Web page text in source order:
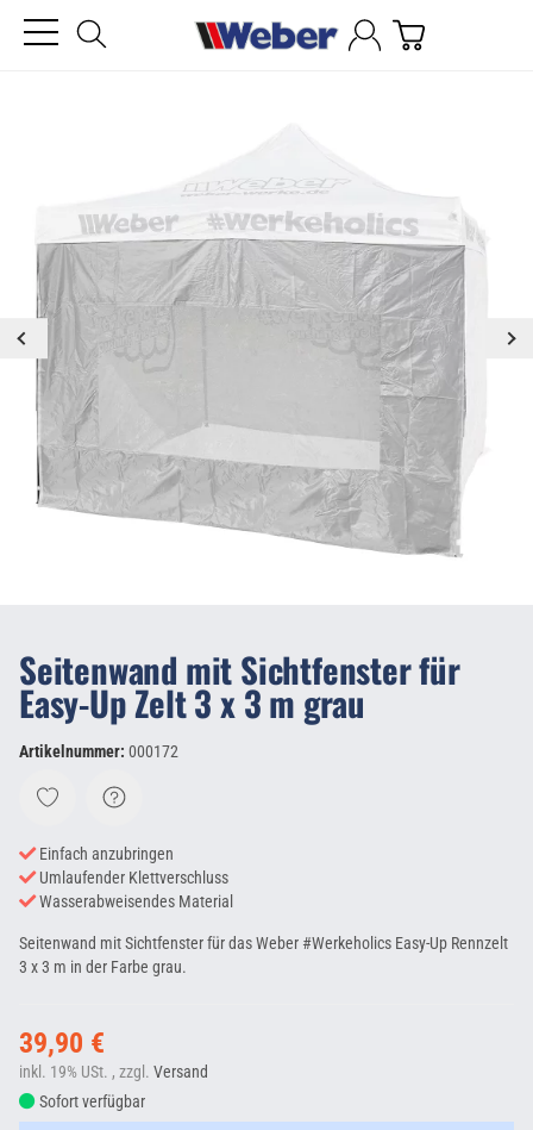
Seitenwand mit Sichtfenster für
Easy-Up Zelt 3 x 3 m grau
Artikelnummer: 000172
Einfach anzubringen
Umlaufender Klettverschluss
Wasserabweisendes Material
Seitenwand mit Sichtfenster für das Weber #Werkeholics Easy-Up Rennzelt
3 x 3 m in der Farbe grau.
39,90 €
inkl. 19% USt. , zzgl. Versand
Sofort verfügbar